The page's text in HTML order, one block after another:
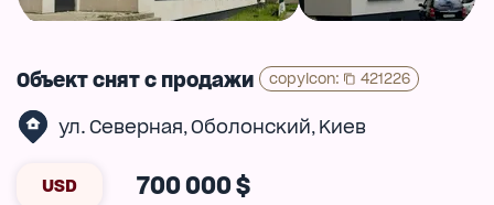
Объект снят с продажи copyIcon: 421226
ул. Северная, Оболонский, Киев
USD 700 000 $